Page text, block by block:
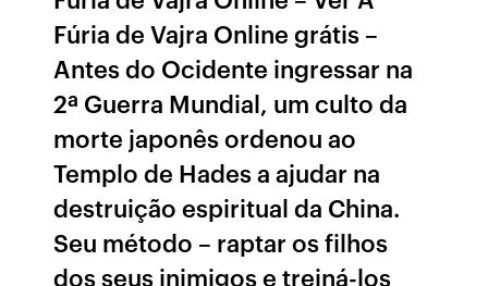
Fúria de Vajra Online grátis –
Antes do Ocidente ingressar na
2ª Guerra Mundial, um culto da
morte japonês ordenou ao
Templo de Hades a ajudar na
destruição espiritual da China.
Seu método – raptar os filhos
dos seus inimigos e treiná-los